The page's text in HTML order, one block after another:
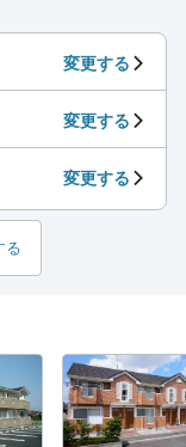
変更する
変更する
変更する
る